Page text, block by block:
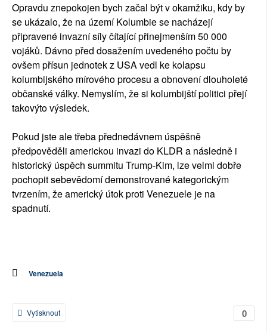
Opravdu znepokojen bych začal být v okamžiku, kdy by
se ukázalo, že na území Kolumbie se nacházejí
připravené invazní síly čítající přinejmenším 50 000
vojáků. Dávno před dosažením uvedeného počtu by
ovšem přísun jednotek z USA vedl ke kolapsu
kolumbijského mírového procesu a obnovení dlouholeté
občanské války. Nemyslím, že si kolumbijští politici přejí
takovýto výsledek.
Pokud jste ale třeba přednedávnem úspěšně
předpověděli americkou invazi do KLDR a následně i
historický úspěch summitu Trump-Kim, lze velmi dobře
pochopit sebevědomí demonstrované kategorickým
tvrzením, že americký útok proti Venezuele je na
spadnutí.
Venezuela
0
Vytisknout